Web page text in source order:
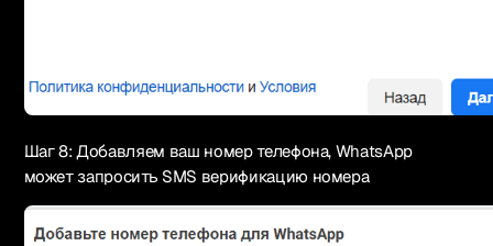
Шаг 8: Добавляем ваш номер телефона, WhatsApp
может запросить SMS верификацию номера